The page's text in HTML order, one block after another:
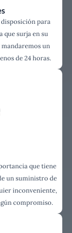
disposición para
que surja en su
un
de 24 horas.
que tiene
un suministro de
inconveniente,
compromiso.